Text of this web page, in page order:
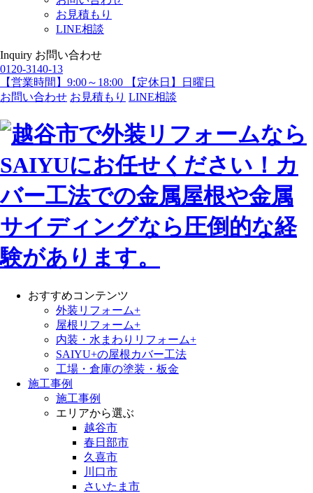
お見積もり
LINE相談
Inquiry お問い合わせ
0120-3140-13
【営業時間】9:00～18:00 【定休日】日曜日
お問い合わせ お見積もり LINE相談
おすすめコンテンツ
外装リフォーム+
屋根リフォーム+
内装・水まわりリフォーム+
SAIYU+の屋根カバー工法
工場・倉庫の塗装・板金
施工事例
施工事例
エリアから選ぶ
越谷市
春日部市
久喜市
川口市
さいたま市